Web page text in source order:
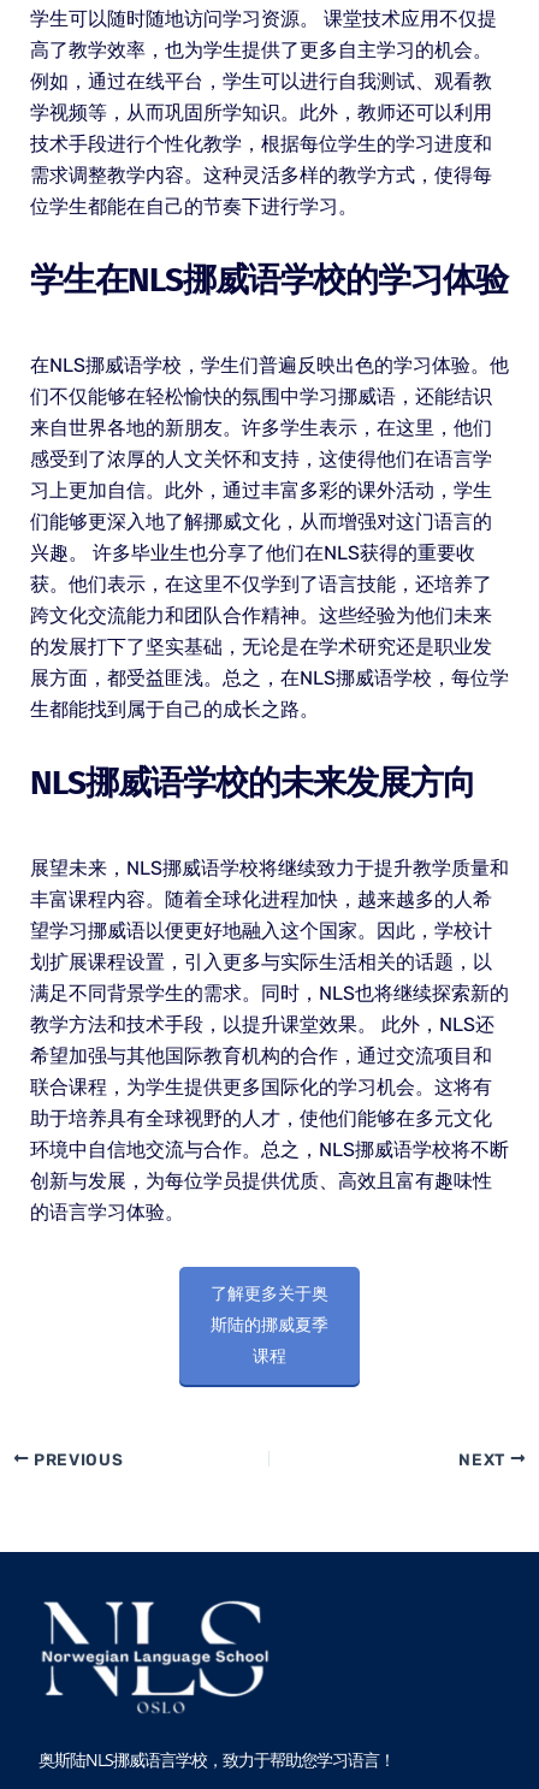
学生可以随时随地访问学习资源。 课堂技术应用不仅提
高了教学效率，也为学生提供了更多自主学习的机会。
例如，通过在线平台，学生可以进行自我测试、观看教
学视频等，从而巩固所学知识。此外，教师还可以利用
技术手段进行个性化教学，根据每位学生的学习进度和
需求调整教学内容。这种灵活多样的教学方式，使得每
位学生都能在自己的节奏下进行学习。
学生在NLS挪威语学校的学习体验
在NLS挪威语学校，学生们普遍反映出色的学习体验。他
们不仅能够在轻松愉快的氛围中学习挪威语，还能结识
来自世界各地的新朋友。许多学生表示，在这里，他们
感受到了浓厚的人文关怀和支持，这使得他们在语言学
习上更加自信。此外，通过丰富多彩的课外活动，学生
们能够更深入地了解挪威文化，从而增强对这门语言的
兴趣。 许多毕业生也分享了他们在NLS获得的重要收
获。他们表示，在这里不仅学到了语言技能，还培养了
跨文化交流能力和团队合作精神。这些经验为他们未来
的发展打下了坚实基础，无论是在学术研究还是职业发
展方面，都受益匪浅。总之，在NLS挪威语学校，每位学
生都能找到属于自己的成长之路。
NLS挪威语学校的未来发展方向
展望未来，NLS挪威语学校将继续致力于提升教学质量和
丰富课程内容。随着全球化进程加快，越来越多的人希
望学习挪威语以便更好地融入这个国家。因此，学校计
划扩展课程设置，引入更多与实际生活相关的话题，以
满足不同背景学生的需求。同时，NLS也将继续探索新的
教学方法和技术手段，以提升课堂效果。 此外，NLS还
希望加强与其他国际教育机构的合作，通过交流项目和
联合课程，为学生提供更多国际化的学习机会。这将有
助于培养具有全球视野的人才，使他们能够在多元文化
环境中自信地交流与合作。总之，NLS挪威语学校将不断
创新与发展，为每位学员提供优质、高效且富有趣味性
的语言学习体验。
了解更多关于奥
斯陆的挪威夏季
课程
PREVIOUS NEXT
奥斯陆NLS挪威语言学校，致力于帮助您学习语言！